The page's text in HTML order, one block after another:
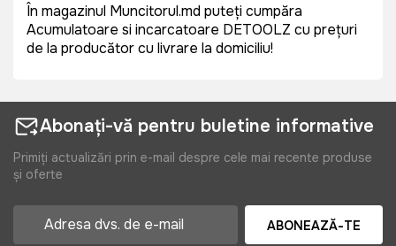
În magazinul Muncitorul.md puteți cumpăra
Acumulatoare si incarcatoare DETOOLZ cu prețuri
de la producător cu livrare la domiciliu!
Abonați-vă pentru buletine informative
Primiți actualizări prin e-mail despre cele mai recente produse
și oferte
ABONEAZĂ-TE